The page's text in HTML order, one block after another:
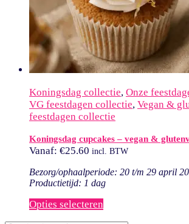
Koningsdag collectie, Onze
VG feestdagen collectie, Vegan &
feestdagen collectie
Koningsdag cupcakes – vegan &
Vanaf: €25.60 incl. BTW
Bezorg/ophaalperiode: 20 t/m 29 april
Productietijd: 1 dag
Opties selecteren